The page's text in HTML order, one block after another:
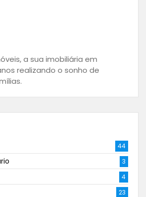
a sua imobiliária em
realizando o sonho de
44
3
4
23